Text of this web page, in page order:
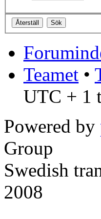
Teamet •
UTC + 1
Powered by
Group
Swedish
2008